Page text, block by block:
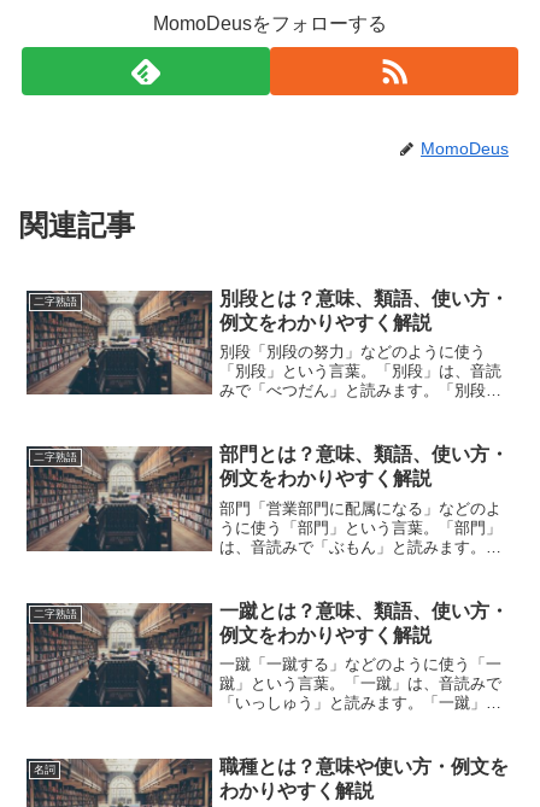
MomoDeusをフォローする
MomoDeus
関連記事
二字熟語
別段とは？意味、類語、使い方・
例文をわかりやすく解説
別段「別段の努力」などのように使う
「別段」という言葉。「別段」は、音読
みで「べつだん」と読みます。「別段」
方や類語について、小説などの用例を紹
介して、わかりやすく解説して...
二字熟語
部門とは？意味、類語、使い方・
例文をわかりやすく解説
部門「営業部門に配属になる」などのよ
うに使う「部門」という言葉。「部門」
は、音読みで「ぶもん」と読みます。
や使い方や類語について、小説などの用
例を紹介しながら、わかりや...
二字熟語
一蹴とは？意味、類語、使い方・
例文をわかりやすく解説
一蹴「一蹴する」などのように使う「一
蹴」という言葉。「一蹴」は、音読みで
「いっしゅう」と読みます。「一蹴」と
類語について、小説などの用例を紹介し
ながら、わかりやすく解説...
名詞
職種とは？意味や使い方・例文を
わかりやすく解説